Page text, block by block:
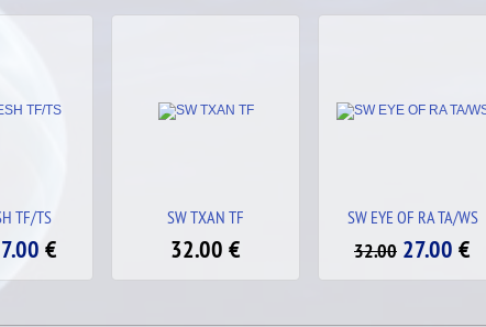
TF
€
SW EYE OF RA TA/WS
32.00 27.00
SW ROUTE 66 LOGO TA/WS
32.00 27.00 €